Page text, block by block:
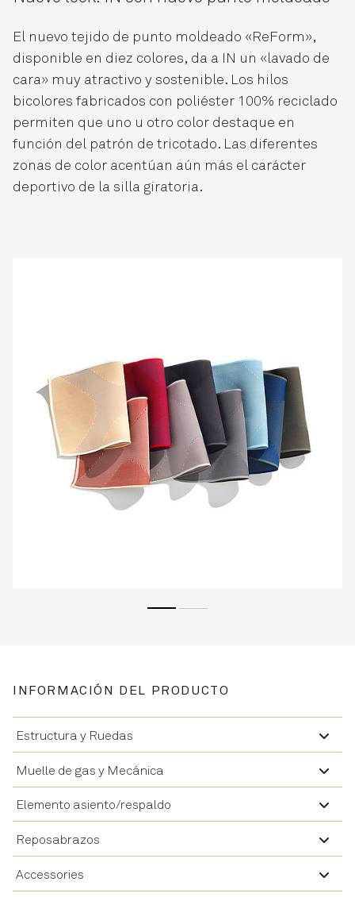
El nuevo tejido de punto moldeado «ReForm»,
disponible en diez colores, da a IN un «lavado de
cara» muy atractivo y sostenible. Los hilos
bicolores fabricados con poliéster 100% reciclado
permiten que uno u otro color destaque en
función del patrón de tricotado. Las diferentes
zonas de color acentúan aún más el carácter
deportivo de la silla giratoria.
INFORMACIÓN DEL PRODUCTO
Estructura y Ruedas
Muelle de gas y Mecánica
Elemento asiento/respaldo
Reposabrazos
Accessories